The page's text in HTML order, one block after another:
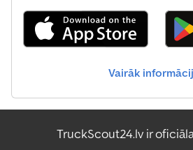
Vairāk
TruckScout24.lv ir